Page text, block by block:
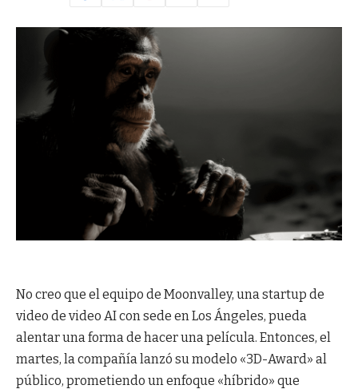
No creo que el equipo de Moonvalley, una startup de
video de video AI con sede en Los Ángeles, pueda
alentar una forma de hacer una película. Entonces, el
martes, la compañía lanzó su modelo «3D-Award» al
público, prometiendo un enfoque «híbrido» que